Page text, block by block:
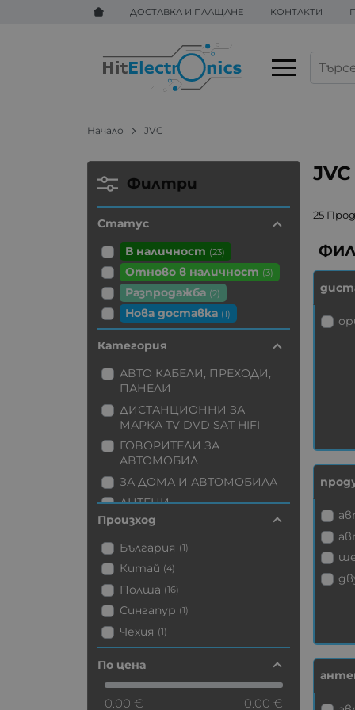
ДОСТАВКА И ПЛАЩАНЕ КОНТАКТИ
Начало JVC
JVC
25
Филтри
Статус
В наличност (23)
Отново в наличност (3)
Разпродажба (2)
Нова доставка (1)
Категория
АВТО КАБЕЛИ, ПРЕХОДИ,
ПАНЕЛИ
ДИСТАНЦИОННИ ЗА
МАРКА TV DVD SAT HIFI
ГОВОРИТЕЛИ ЗА
АВТОМОБИЛ
ЗА ДОМА И АВТОМОБИЛА
АНТЕНИ
JVC
SABA THOMSON
Произход
България (1)
Китай (4)
Полша (16)
Сингапур (1)
Чехия (1)
По цена
0.00 € 0.00 €